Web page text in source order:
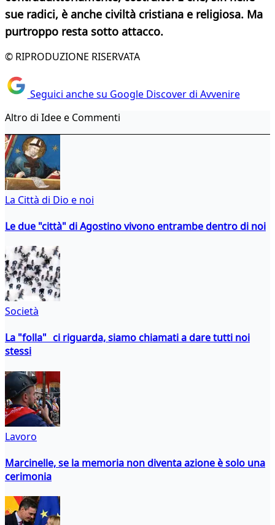
sue radici, è anche civiltà cristiana e religiosa. Ma
purtroppo resta sotto attacco.
© RIPRODUZIONE RISERVATA
Seguici anche su Google Discover di Avvenire
Altro di Idee e Commenti
La Città di Dio e noi
Le due "città" di Agostino vivono entrambe dentro di noi
Società
La "folla" ci riguarda, siamo chiamati a dare tutti noi
stessi
Lavoro
Marcinelle, se la memoria non diventa azione è solo una
cerimonia